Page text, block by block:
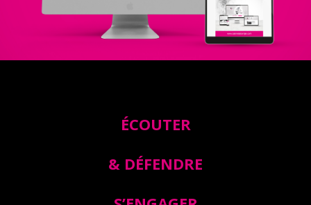
ÉCOUTER
& DÉFENDRE